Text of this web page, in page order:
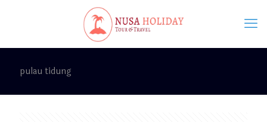
pulau tidung